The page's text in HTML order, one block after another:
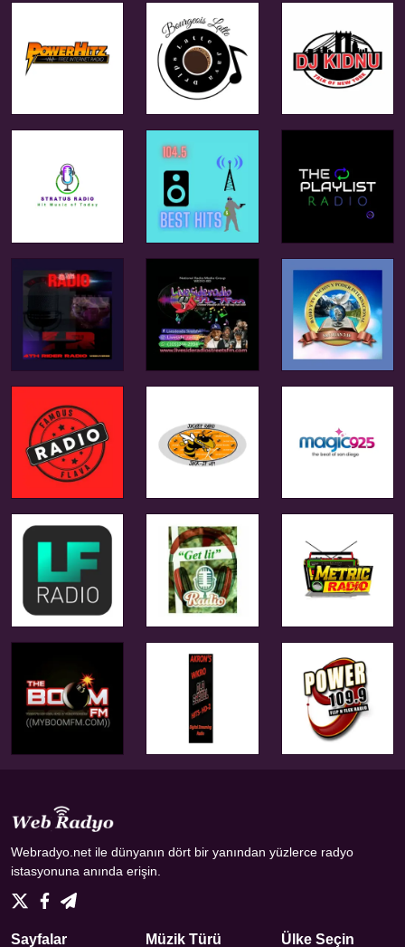
Webradyo.net ile dünyanın dört bir yanından yüzlerce radyo
istasyonuna anında erişin.
Sayfalar Müzik Türü Ülke Seçin